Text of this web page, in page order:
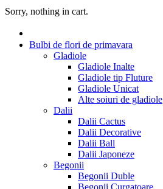
Sorry, nothing in cart.
Bulbi de flori de primavara
Gladiole
Gladiole Inalte
Gladiole tip Fluture
Gladiole Unicat
Alte soiuri de gladiole
Dalii
Dalii Cactus
Dalii Decorative
Dalii Ball
Dalii Japoneze
Begonii
Begonii Duble
Begonii Curgatoare